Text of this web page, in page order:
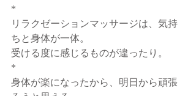
*
リラクゼーションマッサージは、気持
ちと身体が一体。
受ける度に感じるものが違ったり。
*
身体が楽になったから、明日から頑張